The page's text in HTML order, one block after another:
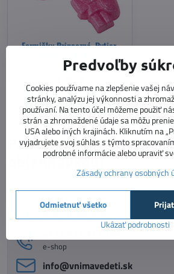
Formičky Princezná, Rytier,
Koník, trblietavé
Skladom
1,50 €
Do košíka
Potrebujete poradiť s
objednávkou?
Neváhajte nás kontaktovať :)
e-shop
info​@vnimavedeti​.sk
Predvoľby
Cookies používame na zlepšenie vašej
stránky, analýzu jej výkonnosti a
používaní. Na tento účel môžeme použiť
strán a zhromaždené údaje sa môžu
USA alebo iných krajinách. Kliknutím na
vyjadrujete svoj súhlas s týmto
podrobné informácie alebo upraviť
Zásady ochrany osobných
Ukázať podrobnosti
Odmietnuť všetko